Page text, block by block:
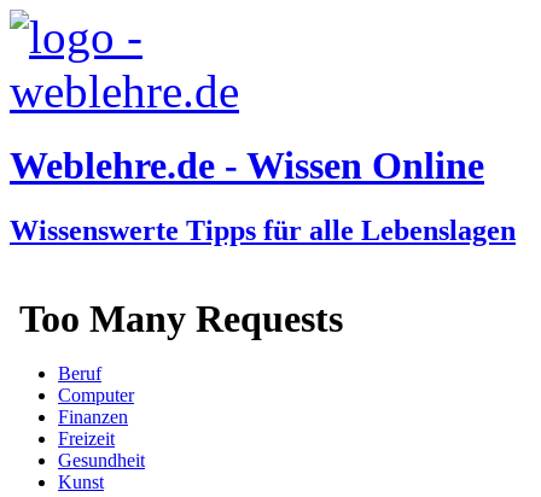
Weblehre.de - Wissen Online
Wissenswerte Tipps für alle Lebenslagen
Beruf
Computer
Finanzen
Freizeit
Gesundheit
Kunst